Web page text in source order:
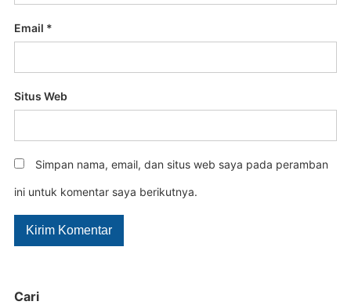
Cari
Email *
Situs Web
Simpan nama, email, dan situs web saya pada peramban
ini untuk komentar saya berikutnya.